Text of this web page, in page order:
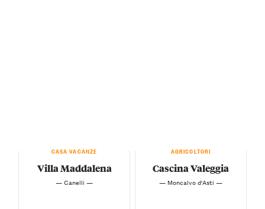
CASA VACANZE
Villa Maddalena
— Canelli —
AGRICOLTORI
Cascina Valeggia
— Moncalvo d'Asti —